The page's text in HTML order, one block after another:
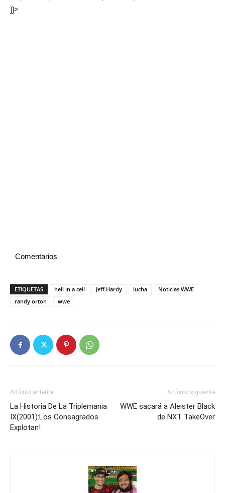
]]>
Comentarios
ETIQUETAS hell in a cell Jeff Hardy lucha
Noticias WWE
randy orton
wwe
Artículo anterior
La Historia De La Triplemania
IX(2001):Los Consagrados
Explotan!
Artículo siguiente
WWE sacará a Aleister Black
de NXT TakeOver